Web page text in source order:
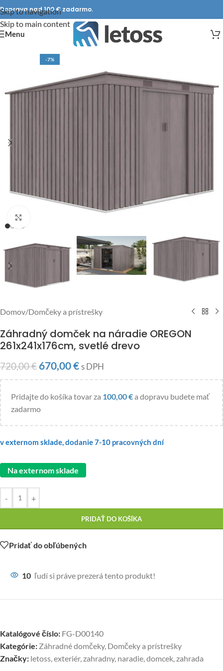
Skip to navigation
Skip to main content
Doprava nad 100 € zadarmo.
Menu
-7%
Domov/Domčeky a prístrešky
Záhradný domček na náradie OREGON
261x241x176cm, svetlé drevo
720,00€ 670,00€ s DPH
Pridajte do košíka tovar za 100,00€a dopravu budete mať
zadarmo
v externom sklade, dodanie 7-10 pracovných dní
Na externom sklade
- +
PRIDAŤ DO KOŠÍKA
Pridať do obľúbených
10 ľudí si práve prezerá tento produkt!
Katalógové číslo: FG-D00140
Kategórie: Záhradné domčeky, Domčeky a prístrešky
Značky: letoss,exteriér,zahradny, naradie,domcek,zahrada